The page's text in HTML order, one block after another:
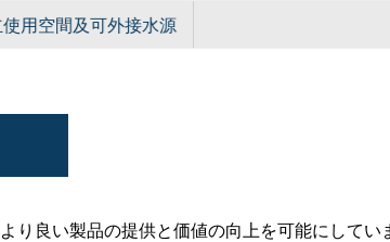
用空間及可外接水源
り良い製品の提供と価値の向上を可能にしてい